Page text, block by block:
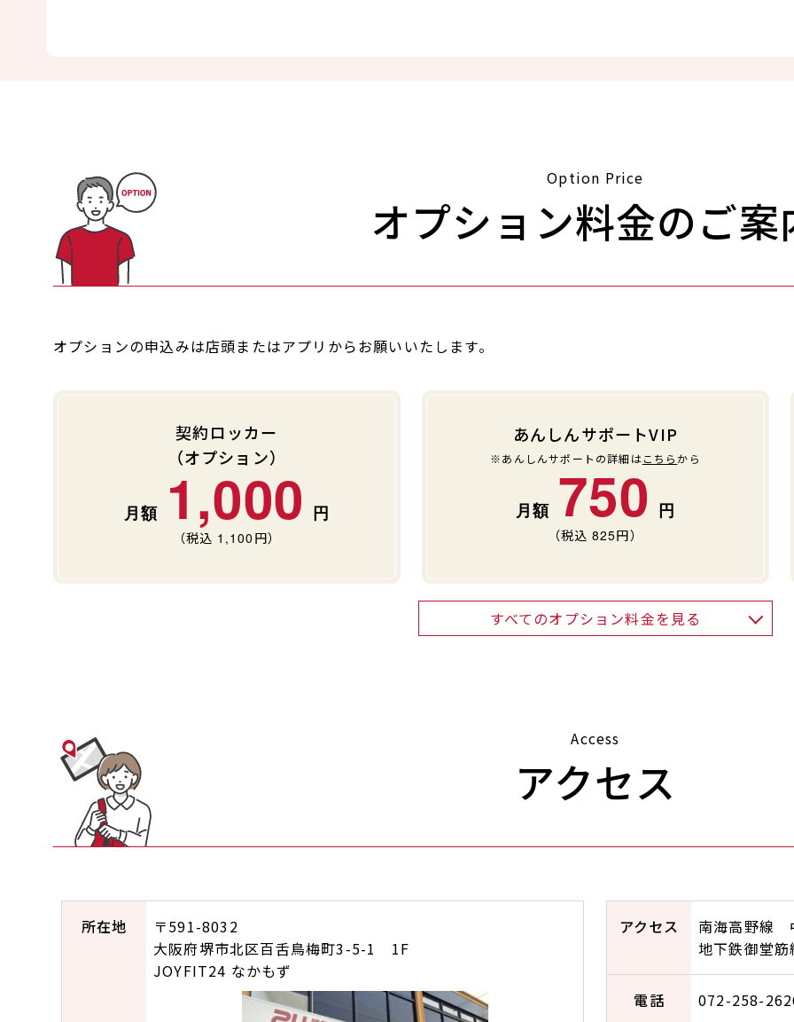
Option Price
オプション料金のご案
オプションの申込みは店頭またはアプリからお願いいたします。
契約ロッカー
（オプション）
1,000
（税込 1,100 円）
あんしんサポートVIP
※あんしんサポートの詳細はこちら から
750
（税込 825円）
すべてのオプション料金を見る
Access
アクセス
所在地
〒591-8032
大阪府堺市北区百舌鳥梅町3-5-1 1F
JOYFIT24 なかもず
アクセス
南海高野線
地下鉄御堂
電話 072-258-